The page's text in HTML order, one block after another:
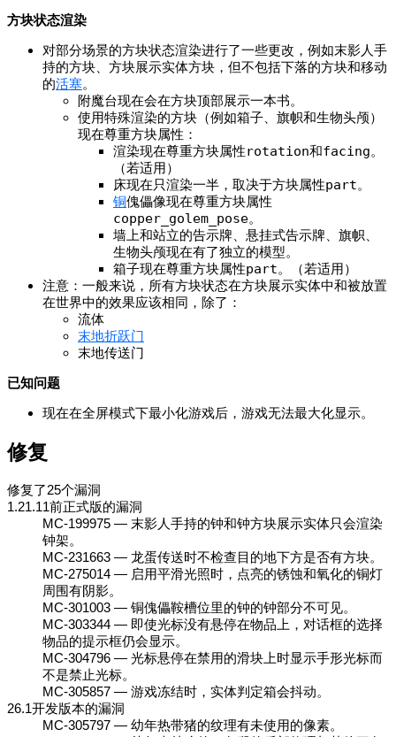
方块状态渲染
对部分场景的方块状态渲染进行了一些更改，例如末影人手
持的方块、方块展示实体方块，但不包括下落的方块和移动
的活塞。
附魔台现在会在方块顶部展示一本书。
使用特殊渲染的方块（例如箱子、旗帜和生物头颅）
现在尊重方块属性：
渲染现在尊重方块属性rotation和facing。
（若适用）
床现在只渲染一半，取决于方块属性part。
铜傀儡像现在尊重方块属性
copper_golem_pose。
墙上和站立的告示牌、悬挂式告示牌、旗帜、
生物头颅现在有了独立的模型。
箱子现在尊重方块属性part。（若适用）
注意：一般来说，所有方块状态在方块展示实体中和被放置
在世界中的效果应该相同，除了：
流体
末地折跃门
末地传送门
已知问题
现在在全屏模式下最小化游戏后，游戏无法最大化显示。
修复
修复了25个漏洞
1.21.11前正式版的漏洞
MC-199975 — 末影人手持的钟和钟方块展示实体只会渲染
钟架。
MC-231663 — 龙蛋传送时不检查目的地下方是否有方块。
MC-275014 — 启用平滑光照时，点亮的锈蚀和氧化的铜灯
周围有阴影。
MC-301003 — 铜傀儡鞍槽位里的钟的钟部分不可见。
MC-303344 — 即使光标没有悬停在物品上，对话框的选择
物品的提示框仍会显示。
MC-304796 — 光标悬停在禁用的滑块上时显示手形光标而
不是禁止光标。
MC-305857 — 游戏冻结时，实体判定箱会抖动。
26.1开发版本的漏洞
MC-305797 — 幼年热带猪的纹理有未使用的像素。